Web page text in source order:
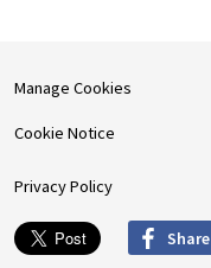
Manage Cookies
Cookie Notice
Privacy Policy
Share